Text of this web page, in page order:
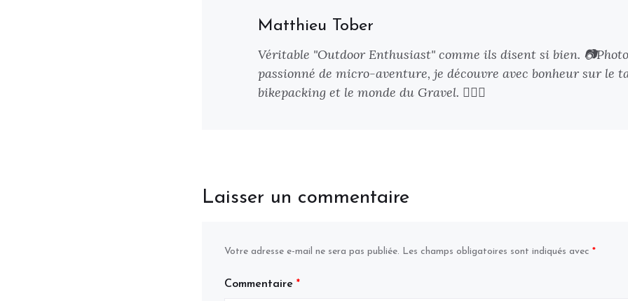
Matthieu Tober
Véritable "Outdoor Enthusiast" comme ils disent si bien.
passionné de micro-aventure, je découvre avec bonheur sur le
bikepacking et le monde du Gravel. 🚴🏻‍♂️
Laisser un commentaire
Votre adresse e-mail ne sera pas publiée. Les champs obligatoires sont indiqués avec *
Commentaire *